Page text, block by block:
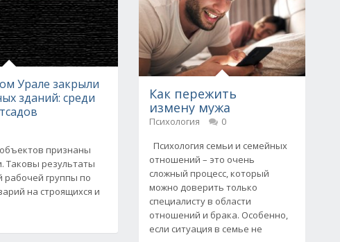
Урале закрыли
зданий: среди
признаны
Таковы результаты
рабочей группы по
на строящихся и
Как пережить
измену мужа
Психология
0
Психология семьи и семейных
отношений – это очень
сложный процесс, который
можно доверить только
специалисту в области
отношений и брака. Особенно,
если ситуация в семье не